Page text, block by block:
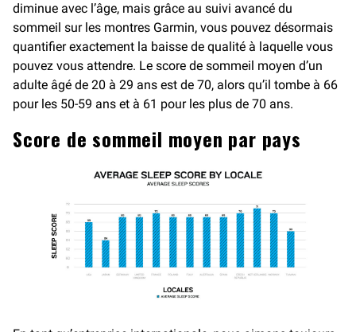
diminue avec l’âge, mais grâce au suivi avancé du
sommeil sur les montres Garmin, vous pouvez désormais
quantifier exactement la baisse de qualité à laquelle vous
pouvez vous attendre. Le score de sommeil moyen d’un
adulte âgé de 20 à 29 ans est de 70, alors qu’il tombe à 66
pour les 50-59 ans et à 61 pour les plus de 70 ans.
Score de sommeil moyen par pays